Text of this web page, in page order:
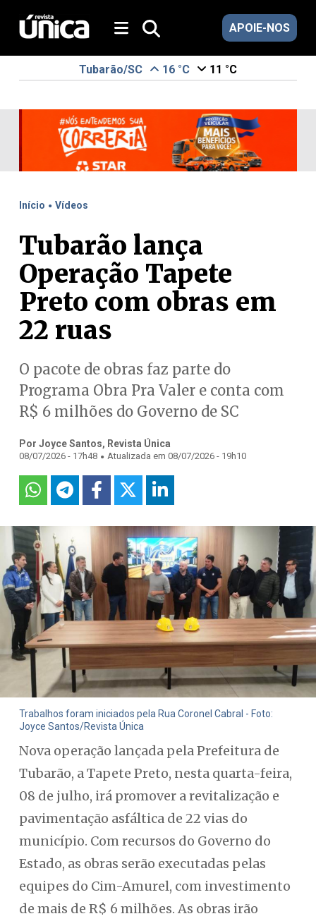
APOIE-NOS
Tubarão/SC 16 °C 11 °C
Início . Vídeos
Tubarão lança
Operação Tapete
Preto com obras em
22 ruas
O pacote de obras faz parte do
Programa Obra Pra Valer e conta com
R$ 6 milhões do Governo de SC
Por Joyce Santos, Revista Única
08/07/2026 - 17h48 . Atualizada em 08/07/2026 - 19h10
Trabalhos foram iniciados pela Rua Coronel Cabral - Foto:
Joyce Santos/Revista Única
Nova operação lançada pela Prefeitura de
Tubarão, a Tapete Preto, nesta quarta-feira,
08 de julho, irá promover a revitalização e
pavimentação asfáltica de 22 vias do
município. Com recursos do Governo do
Estado, as obras serão executadas pelas
equipes do Cim-Amurel, com investimento
de mais de R$ 6 milhões. As obras irão